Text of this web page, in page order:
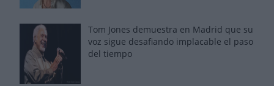
Tom Jones demuestra en Madrid que su
voz sigue desafiando implacable el paso
del tiempo